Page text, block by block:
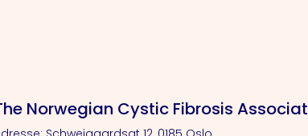
Norwegian Cystic Fibrosis